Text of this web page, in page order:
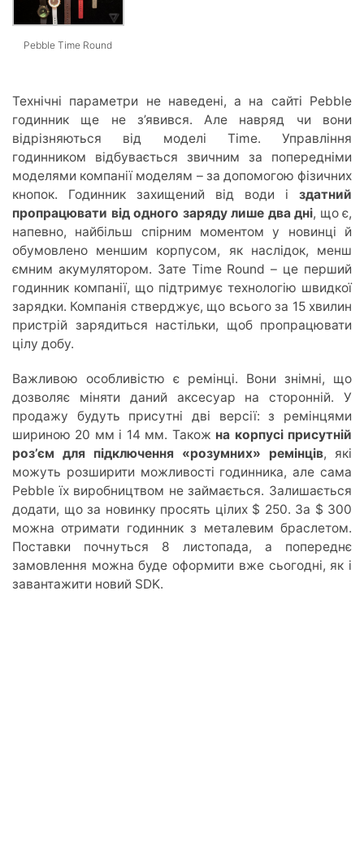
Pebble Time Round
Технічні параметри не наведені, а на сайті Pebble
годинник ще не з’явився. Але навряд чи вони
відрізняються від моделі Time. Управління
годинником відбувається звичним за попередніми
моделями компанії моделям – за допомогою фізичних
кнопок. Годинник захищений від води і здатний
пропрацювати від одного заряду лише два дні, що є,
напевно, найбільш спірним моментом у новинці й
обумовлено меншим корпусом, як наслідок, менш
ємним акумулятором. Зате Time Round – це перший
годинник компанії, що підтримує технологію швидкої
зарядки. Компанія стверджує, що всього за 15 хвилин
пристрій зарядиться настільки, щоб пропрацювати
цілу добу.
Важливою особливістю є ремінці. Вони знімні, що
дозволяє міняти даний аксесуар на сторонній. У
продажу будуть присутні дві версії: з ремінцями
шириною 20 мм і 14 мм. Також на корпусі присутній
роз’єм для підключення «розумних» ремінців, які
можуть розширити можливості годинника, але сама
Pebble їх виробництвом не займається. Залишається
додати, що за новинку просять цілих $ 250. За $ 300
можна отримати годинник з металевим браслетом.
Поставки почнуться 8 листопада, а попереднє
замовлення можна буде оформити вже сьогодні, як і
завантажити новий SDK.